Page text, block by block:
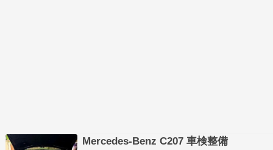
Mercedes-Benz C207 車検整備